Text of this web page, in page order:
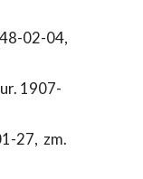
02-04,
ur. 1907-
27, zm.